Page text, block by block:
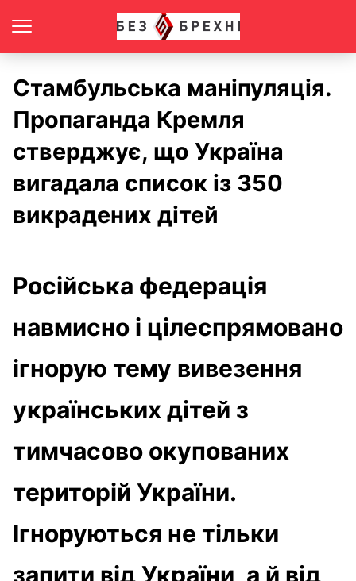
Стамбульська маніпуляція.
Пропаганда Кремля
стверджує, що Україна
вигадала список із 350
викрадених дітей
Російська федерація
навмисно і цілеспрямовано
ігнорую тему вивезення
українських дітей з
тимчасово окупованих
територій України.
Ігноруються не тільки
запити від України, а й від